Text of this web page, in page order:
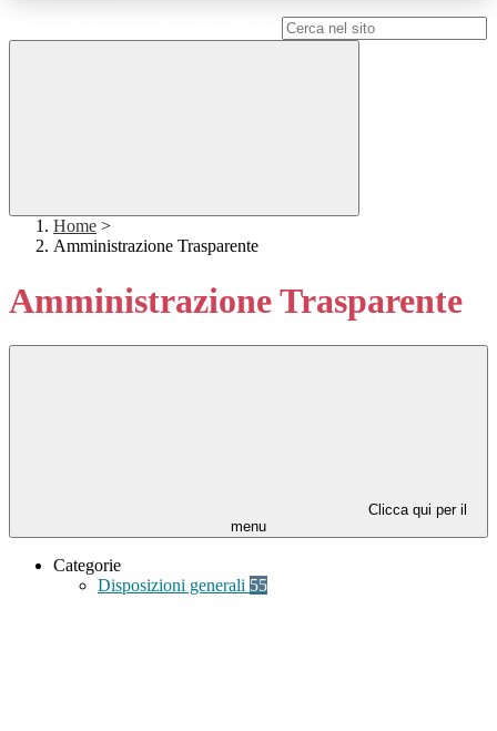
Home >
Amministrazione Trasparente
Amministrazione Trasparente
Clicca qui per il
menu
Categorie
Disposizioni generali 55